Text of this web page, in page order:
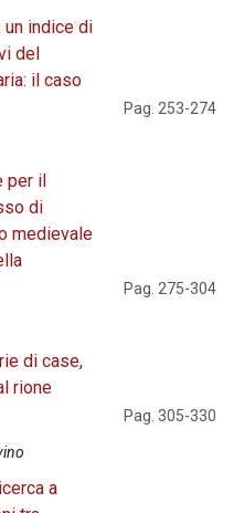
un indice di
del
il caso
Pag. 253-274
per il
di
medievale
Pag. 275-304
di case,
rione
Pag. 305-330
a